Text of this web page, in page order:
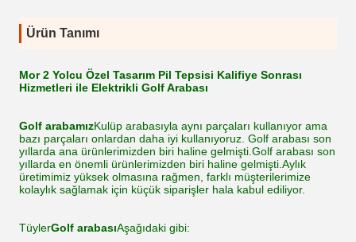
Ürün Tanımı
Mor 2 Yolcu Özel Tasarım Pil Tepsisi Kalifiye Sonrası
Hizmetleri ile Elektrikli Golf Arabası
Golf arabamızKulüp arabasıyla aynı parçaları kullanıyor ama
bazı parçaları onlardan daha iyi kullanıyoruz. Golf arabası son
yıllarda ana ürünlerimizden biri haline gelmişti.Golf arabası son
yıllarda en önemli ürünlerimizden biri haline gelmişti.Aylık
üretimimiz yüksek olmasına rağmen, farklı müşterilerimize
kolaylık sağlamak için küçük siparişler hala kabul ediliyor.
TüylerGolf arabasıAşağıdaki gibi: